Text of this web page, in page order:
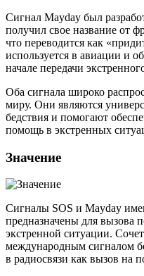
Сигнал Mayday был
получил свое название от
что переводится как
используется в авиации и
начале передачи
Оба сигнала широко
миру. Они являются
бедствия и помогают
помощь в экстренных
Значение
Сигналы SOS и Mayday
предназначены для вызова
экстренной ситуации.
международным сигналом
в радиосвязи как вызов на